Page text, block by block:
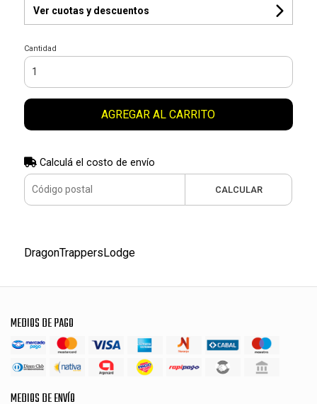
Ver cuotas y descuentos
Cantidad
AGREGAR AL CARRITO
Calculá el costo de envío
CALCULAR
DragonTrappersLodge
MEDIOS DE PAGO
MEDIOS DE ENVÍO